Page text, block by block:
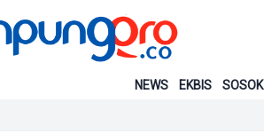
NEWS EKBIS SOSOK